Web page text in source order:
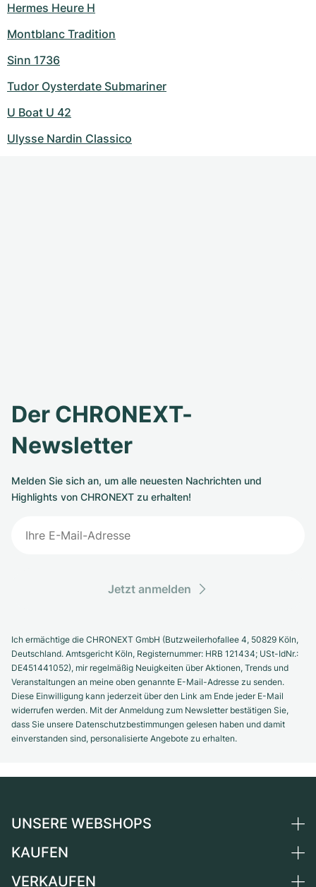
Hermes Heure H
Montblanc Tradition
Sinn 1736
Tudor Oysterdate Submariner
U Boat U 42
Ulysse Nardin Classico
Der CHRONEXT-
Newsletter
Melden Sie sich an, um alle neuesten Nachrichten und
Highlights von CHRONEXT zu erhalten!
Jetzt anmelden
Ich ermächtige die CHRONEXT GmbH (Butzweilerhofallee 4, 50829 Köln,
Deutschland. Amtsgericht Köln, Registernummer: HRB 121434; USt-IdNr.:
DE451441052), mir regelmäßig Neuigkeiten über Aktionen, Trends und
Veranstaltungen an meine oben genannte E-Mail-Adresse zu senden.
Diese Einwilligung kann jederzeit über den Link am Ende jeder E-Mail
widerrufen werden. Mit der Anmeldung zum Newsletter bestätigen Sie,
dass Sie unsere Datenschutzbestimmungen gelesen haben und damit
einverstanden sind, personalisierte Angebote zu erhalten.
UNSERE WEBSHOPS
Deutschland
KAUFEN
Alle Luxusuhren
VERKAUFEN